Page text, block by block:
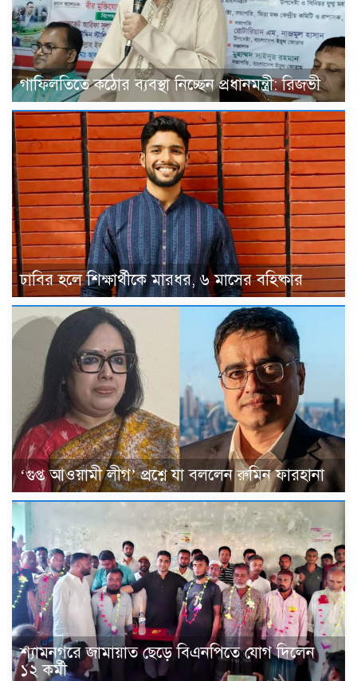
গাফিলতিতে কঠোর ব্যবস্থা নিচ্ছেন প্রধানমন্ত্রী: রিজভী
ঢাবির হলে শিক্ষার্থীকে মারধর, ৬ মাসের বহিষ্কার
‘গুপ্ত আওয়ামী লীগ’ প্রশ্নে যা বললেন রুমিন ফারহানা
শ্যামনগরে জামায়াত ছেড়ে বিএনপিতে যোগ দিলেন
১২ কর্মী